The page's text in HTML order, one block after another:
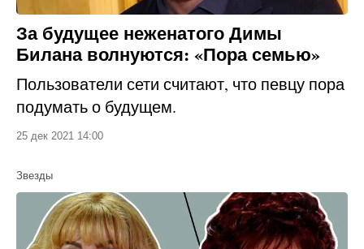
За будущее неженатого Димы
Билана волнуются: «Пора семью»
Пользователи сети считают, что певцу пора
подумать о будущем.
25 дек 2021 14:00
Звезды